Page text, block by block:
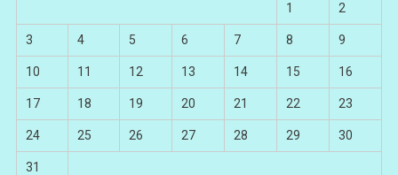
1 2
3 4 5 6 7 8 9
10 11 12 13 14 15 16
17 18 19 20 21 22 23
24 25 26 27 28 29 30
31